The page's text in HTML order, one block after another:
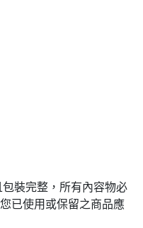
裝完整，所有內容物必
已使用或保留之商品應